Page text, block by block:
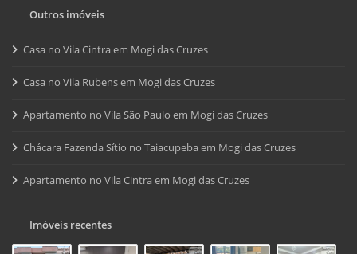
Outros imóveis
Casa no Vila Cintra em Mogi das Cruzes
Casa no Vila Rubens em Mogi das Cruzes
Apartamento no Vila São Paulo em Mogi das Cruzes
Chácara Fazenda Sítio no Taiacupeba em Mogi das Cruzes
Apartamento no Vila Cintra em Mogi das Cruzes
Imóveis recentes